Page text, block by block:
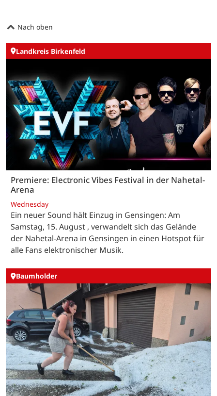
Nach oben
Landkreis Birkenfeld
Premiere: Electronic Vibes Festival in der Nahetal-
Arena
Wednesday
Ein neuer Sound hält Einzug in Gensingen: Am
Samstag, 15. August , verwandelt sich das Gelände
der Nahetal-Arena in Gensingen in einen Hotspot für
alle Fans elektronischer Musik.
Baumholder